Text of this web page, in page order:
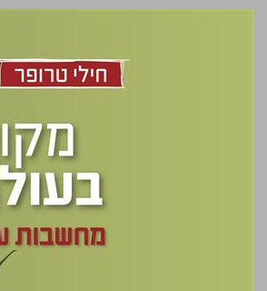
מקום בעולם מחשבות על חינוך ... 0